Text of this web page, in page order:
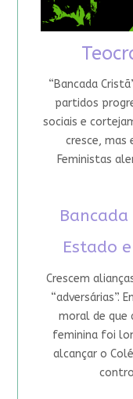
“Bancada
partidos
sociais e
cresce, mas
Feministas
Estado
Crescem
“adversárias”.
moral de que
feminina foi
alcançar o